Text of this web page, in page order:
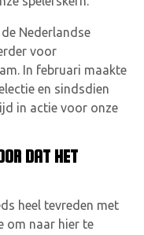
Nederlandse
voor
In februari maakte
en sindsdien
in actie voor onze
DAT HET
heel tevreden met
om naar hier te